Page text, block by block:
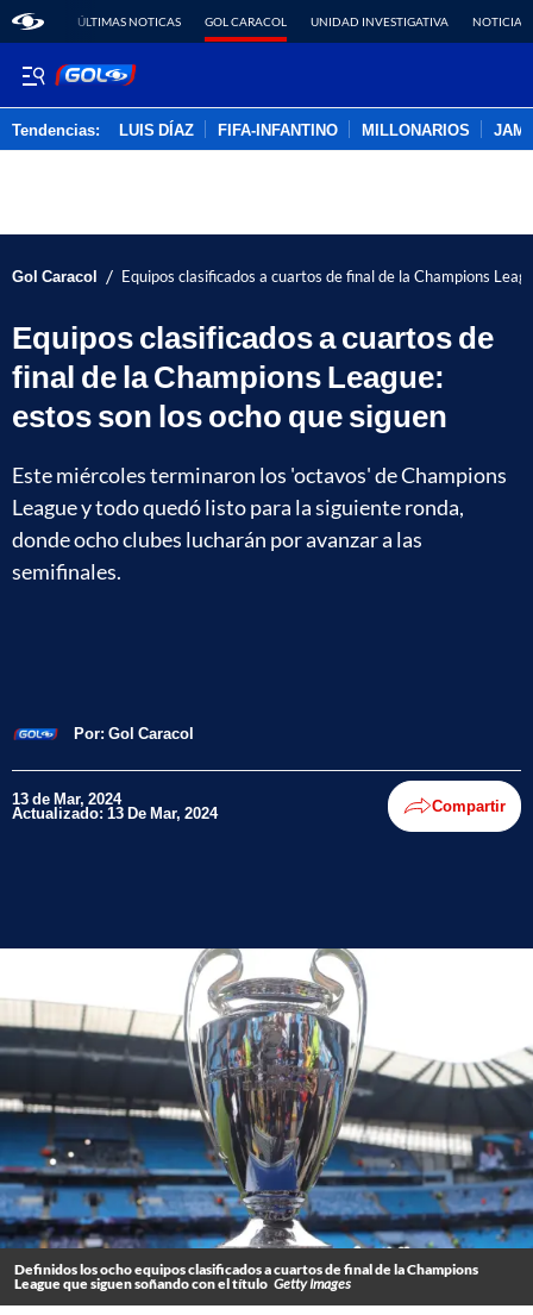
ÚLTIMAS NOTICAS GOL CARACOL UNIDAD INVESTIGATIVA NOTICIAS
Tendencias: LUIS DÍAZ FIFA-INFANTINO MILLONARIOS
Gol Caracol / Equipos clasificados a cuartos de final de la Champions
Equipos clasificados a cuartos de
final de la Champions League:
estos son los ocho que siguen
Este miércoles terminaron los 'octavos' de Champions
League y todo quedó listo para la siguiente ronda,
donde ocho clubes lucharán por avanzar a las
semifinales.
Por: Gol Caracol
13 de Mar, 2024
Actualizado: 13 De Mar, 2024 Compartir
Definidos los ocho equipos clasificados a cuartos de final de la Champions
League que siguen soñando con el título Getty Images